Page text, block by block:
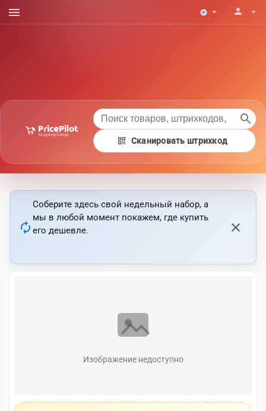
menu arrow_drop_down person arrow_drop_down
search
qr_code Сканировать штрихкод
autorenew
Соберите здесь свой недельный набор, а
мы в любой момент покажем, где купить
его дешевле.
close
Изображение недоступно